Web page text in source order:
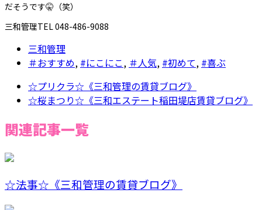
だそうです🤫（笑）
三和管理TEL 048-486-9088
三和管理
＃おすすめ, #にこにこ, ＃人気, #初めて, #喜ぶ
☆プリクラ☆《三和管理の賃貸ブログ》
☆桜まつり☆《三和エステート稲田堤店賃貸ブログ》
関連記事一覧
☆法事☆《三和管理の賃貸ブログ》